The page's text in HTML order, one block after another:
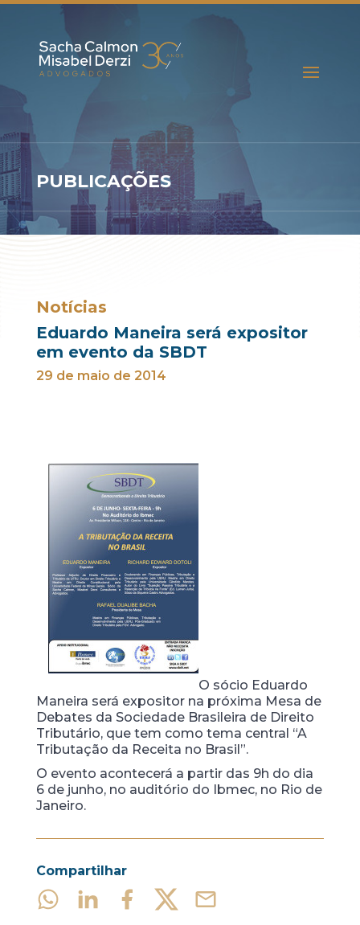
PUBLICAÇÕES
Notícias
Eduardo Maneira será expositor
em evento da SBDT
29 de maio de 2014
O sócio Eduardo
Maneira será expositor na próxima Mesa de
Debates da Sociedade Brasileira de Direito
Tributário, que tem como tema central “A
Tributação da Receita no Brasil”.
O evento acontecerá a partir das 9h do dia
6 de junho, no auditório do Ibmec, no Rio de
Janeiro.
Compartilhar